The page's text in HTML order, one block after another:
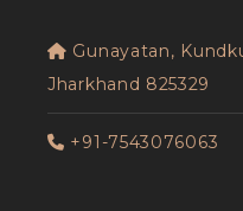
Gunayatan,
Jharkhand 825329
+91-7543076063